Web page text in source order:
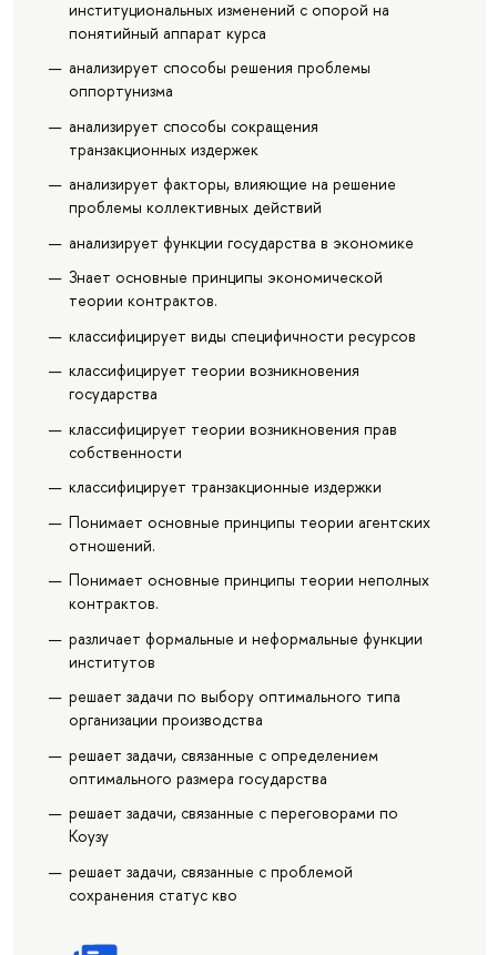
институциональных изменений с опорой на
понятийный аппарат курса
анализирует способы решения проблемы
оппортунизма
анализирует способы сокращения
транзакционных издержек
анализирует факторы, влияющие на решение
проблемы коллективных действий
анализирует функции государства в экономике
Знает основные принципы экономической
теории контрактов.
классифицирует виды специфичности ресурсов
классифицирует теории возникновения
государства
классифицирует теории возникновения прав
собственности
классифицирует транзакционные издержки
Понимает основные принципы теории агентских
отношений.
Понимает основные принципы теории неполных
контрактов.
различает формальные и неформальные функции
институтов
решает задачи по выбору оптимального типа
организации производства
решает задачи, связанные с определением
оптимального размера государства
решает задачи, связанные с переговорами по
Коузу
решает задачи, связанные с проблемой
сохранения статус кво